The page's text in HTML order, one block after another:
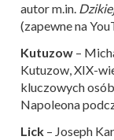
autor m.in.
(zapewne na
Kutuzow –
Kutuzow, XIX-
kluczowych
Napoleona
Lick – Joseph